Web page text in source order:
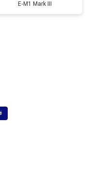
E‑M1 Mark III